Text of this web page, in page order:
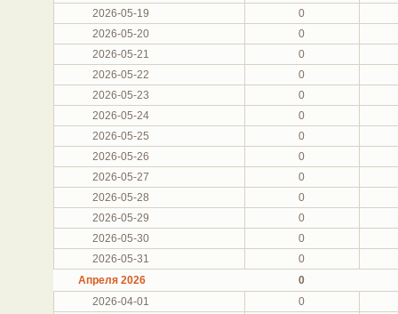
2026-05-19
0
2026-05-20
0
2026-05-21
0
2026-05-22
0
2026-05-23
0
2026-05-24
0
2026-05-25
0
2026-05-26
0
2026-05-27
0
2026-05-28
0
2026-05-29
0
2026-05-30
0
2026-05-31
0
Апреля 2026
0
2026-04-01
0